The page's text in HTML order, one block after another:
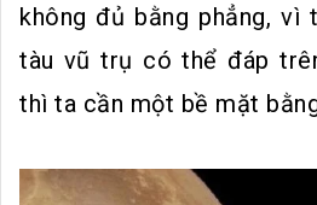
không đủ bằng phẳng, vì
tàu vũ trụ có thể đáp
thì ta cần một bề mặt